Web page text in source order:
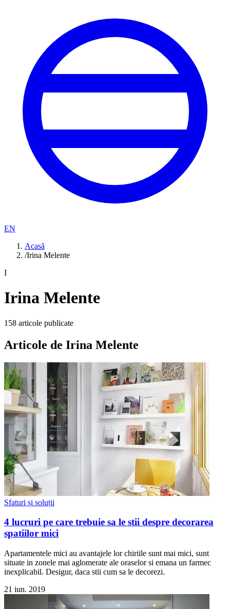
EN
Acasă
/Irina Melente
I
Irina Melente
158 articole publicate
Articole de Irina Melente
Sfaturi și soluții
4 lucruri pe care trebuie sa le stii despre decorarea
spatiilor mici
Apartamentele mici au avantajele lor chiriile sunt mai mici, sunt
situate in zonele mai aglomerate ale oraselor si emana un farmec
inexplicabil. Desigur, daca stii cum sa le decorezi.
21 iun. 2019